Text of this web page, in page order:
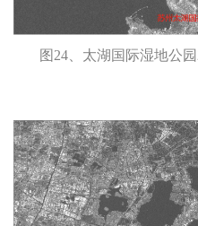
图24、太湖国际湿地公